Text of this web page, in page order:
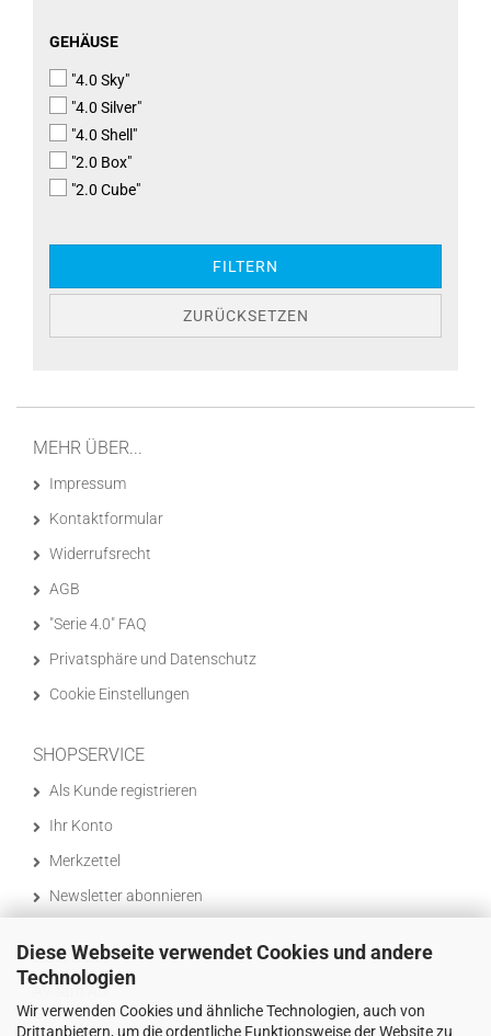
Diese Webseite verwendet Cookies und andere
Technologien
Wir verwenden Cookies und ähnliche Technologien, auch von
Drittanbietern, um die ordentliche Funktionsweise der Website zu
GEHÄUSE
GEHÄUSE
"4.0 Sky"
"4.0 Silver"
"4.0 Shell"
"2.0 Box"
"2.0 Cube"
FILTERN
ZURÜCKSETZEN
MEHR ÜBER...
Impressum
Kontaktformular
Widerrufsrecht
AGB
"Serie 4.0" FAQ
Privatsphäre und Datenschutz
Cookie Einstellungen
SHOPSERVICE
Als Kunde registrieren
Ihr Konto
Merkzettel
Newsletter abonnieren
KONTAKT
Avisaro AG
Grosser Kolonnenweg 18E